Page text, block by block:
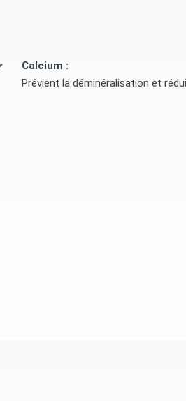
Calcium :
Prévient la déminéralisation et